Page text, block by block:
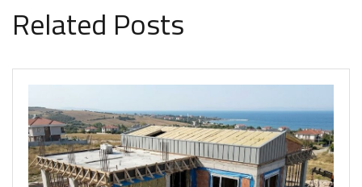
Related Posts